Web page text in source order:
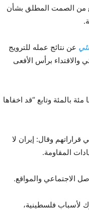
بعد ثلاثة أسابيع من الصمت المطلق بشأن
عن نتائج عمله للترويج
برأس الأفعى
بالمئة وتابع “قد اخفاها
وقال: إيران لا
المقاومة.
الاجتماعي والمواقع.
لأسباب فلسطينية،